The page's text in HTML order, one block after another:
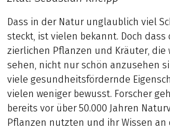
Dass in der Natur unglaublich viel
steckt, ist vielen bekannt. Doch
zierlichen Pflanzen und Kräuter, die
sehen, nicht nur schön anzusehen
viele gesundheitsfördernde
vielen weniger bewusst. Forscher
bereits vor über 50.000 Jahren
Pflanzen nutzten und ihr Wissen an